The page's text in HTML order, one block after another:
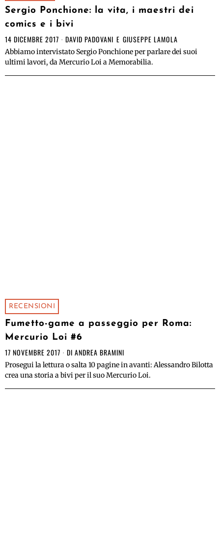
Sergio Ponchione: la vita, i maestri dei
comics e i bivi
14 DICEMBRE 2017 DAVID PADOVANI E GIUSEPPE LAMOLA
Abbiamo intervistato Sergio Ponchione per parlare dei suoi
ultimi lavori, da Mercurio Loi a Memorabilia.
RECENSIONI
Fumetto-game a passeggio per Roma:
Mercurio Loi #6
17 NOVEMBRE 2017 DI ANDREA BRAMINI
Prosegui la lettura o salta 10 pagine in avanti: Alessandro Bilotta
crea una storia a bivi per il suo Mercurio Loi.